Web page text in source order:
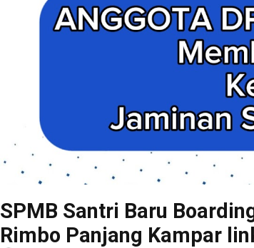
SPMB Santri Baru
Rimbo Panjang Kampar